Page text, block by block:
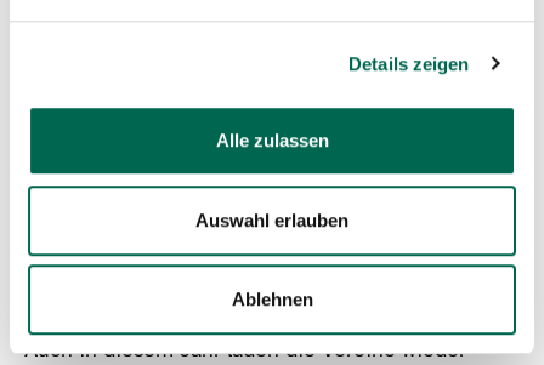
Details zeigen
Alle zulassen
Auswahl erlauben
Ablehnen
engagieren sich für den Erhalt der typischen
Gehölzflora in den Lebensräumen unseres
Rettung alter Bäume vor der Säge ebenso wie die
Pflanzung junger Gehölze in der Landschaft. Schon
seit mehreren Jahren beteiligten sich der NABU
Mittleres Erzgebirge sowie der Natura Miriquidica
e.V. deshalb an der Aktion„Einheitsbuddeln“.
Bäume an verschiedenen Orten gepflanzt werden.
Auch in diesem Jahr laden die Vereine wieder